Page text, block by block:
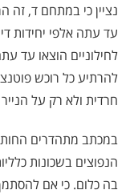
נציין כי במתחם ד, זה
עד עתה אלפי יחידות
לחילוניים הוצאו עד
להרתיע כל רוכש
חרדית ולא רק על
במכתב מתהדרים
הנפוצים בשכונות
בה כלום. כי אם